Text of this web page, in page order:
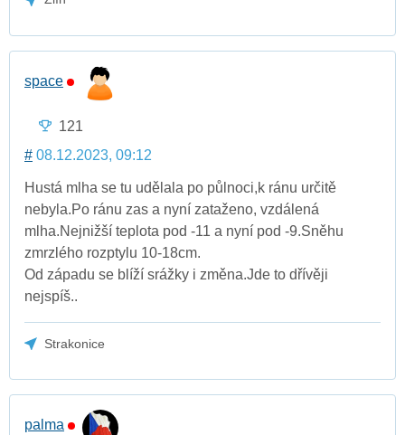
space
121
# 08.12.2023, 09:12
Hustá mlha se tu udělala po půlnoci,k ránu určitě
nebyla.Po ránu zas a nyní zataženo, vzdálená
mlha.Nejnižší teplota pod -11 a nyní pod -9.Sněhu
zmrzlého rozptylu 10-18cm.
Od západu se blíží srážky i změna.Jde to dřívěji
nejspíš..
Strakonice
palma